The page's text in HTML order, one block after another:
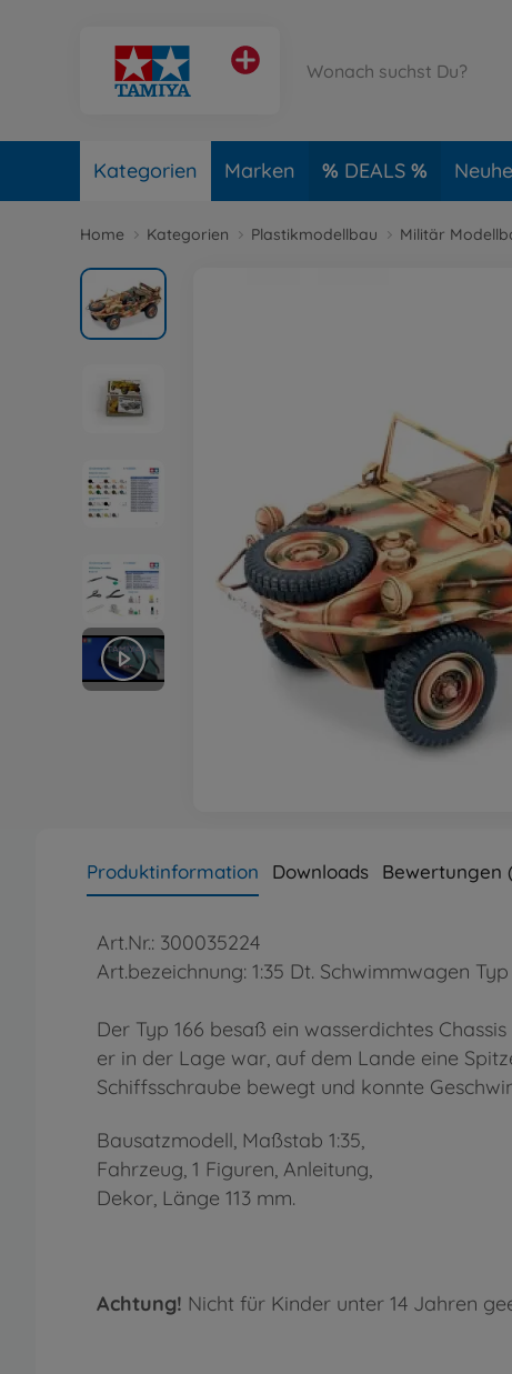
Kategorien Marken DEALS
Home Kategorien Plastikmodellbau Militär
Produktinformation Downloads Bewertungen
Art.Nr.: 300035224
Art.bezeichnung: 1:35 Dt. Schwimmwagen Typ
Der Typ 166 besaß ein wasserdichtes
er in der Lage war, auf dem Lande eine
Schiffsschraube bewegt und konnte
Bausatzmodell, Maßstab 1:35,
Fahrzeug, 1 Figuren, Anleitung,
Dekor, Länge 113 mm.
Achtung! Nicht für Kinder unter 14 Jahren